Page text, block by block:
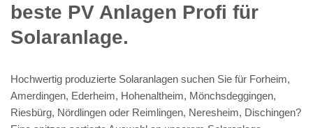
beste PV Anlagen Profi für
Solaranlage.
Hochwertig produzierte Solaranlagen suchen Sie für Forheim,
Amerdingen, Ederheim, Hohenaltheim, Mönchsdeggingen,
Riesbürg, Nördlingen oder Reimlingen, Neresheim, Dischingen?